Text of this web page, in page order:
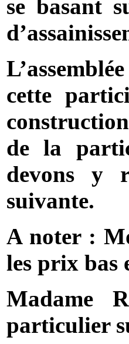
se basant
cette
de la
devons y
suivante.
A noter :
les prix bas
Madame
particulier